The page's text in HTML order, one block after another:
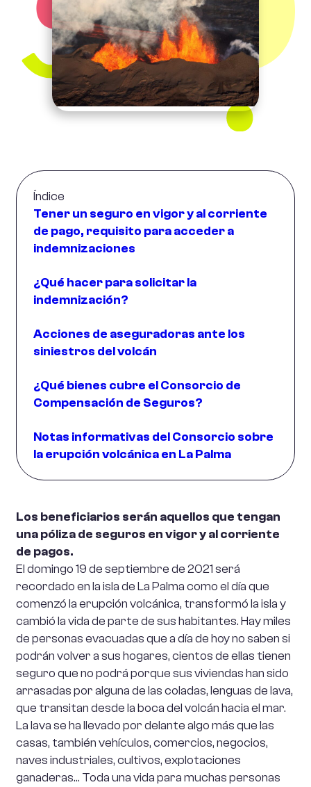
Índice
Tener un seguro en vigor y al corriente
de pago, requisito para acceder a
indemnizaciones
¿Qué hacer para solicitar la
indemnización?
Acciones de aseguradoras ante los
siniestros del volcán
¿Qué bienes cubre el Consorcio de
Compensación de Seguros?
Notas informativas del Consorcio sobre
la erupción volcánica en La Palma
Los beneficiarios serán aquellos que tengan
una póliza de seguros en vigor y al corriente
de pagos.
El domingo 19 de septiembre de 2021 será
recordado en la isla de La Palma como el día que
comenzó la erupción volcánica, transformó la isla y
cambió la vida de parte de sus habitantes. Hay miles
de personas evacuadas que a día de hoy no saben si
podrán volver a sus hogares, cientos de ellas tienen
seguro que no podrá porque sus viviendas han sido
arrasadas por alguna de las coladas, lenguas de lava,
que transitan desde la boca del volcán hacia el mar.
La lava se ha llevado por delante algo más que las
casas, también vehículos, comercios, negocios,
naves industriales, cultivos, explotaciones
ganaderas… Toda una vida para muchas personas